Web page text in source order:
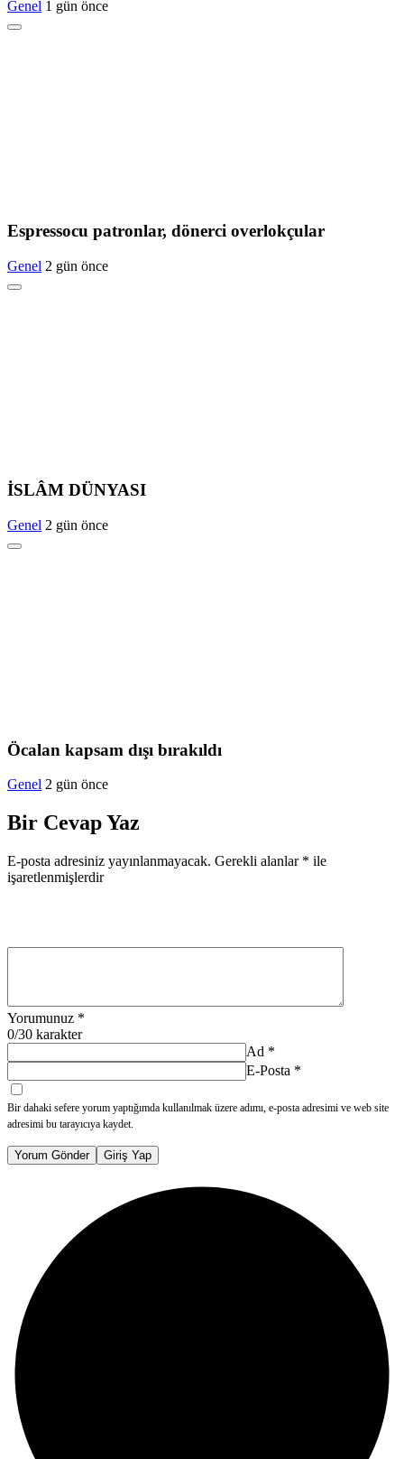
Genel 1 gün önce
Espressocu patronlar, dönerci overlokçular
Genel 2 gün önce
İSLÂM DÜNYASI
Genel 2 gün önce
Öcalan kapsam dışı bırakıldı
Genel 2 gün önce
Bir Cevap Yaz
E-posta adresiniz yayınlanmayacak. Gerekli alanlar * ile
işaretlenmişlerdir
Yorumunuz *
0/30 karakter
Ad *
E-Posta *
Bir dahaki sefere yorum yaptığımda kullanılmak üzere adımı, e-posta adresimi ve web site
adresimi bu tarayıcıya kaydet.
Yorum Gönder Giriş Yap